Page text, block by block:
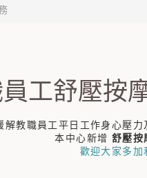
工舒壓按
解教職員工平日工作身心壓力
本中心新增 舒壓按
歡迎大家多加